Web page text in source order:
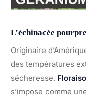
L’échinacée
Originaire
des températures
sécheresse.
s’impose comme